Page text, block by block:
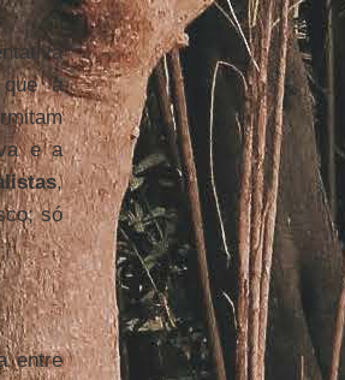
que a
e a
,
só
entre